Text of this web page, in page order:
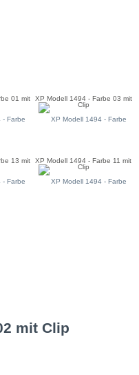
01 mit
XP Modell 1494 - Farbe 03 mit
Clip
13 mit
XP Modell 1494 - Farbe 11 mit
Clip
mit Clip